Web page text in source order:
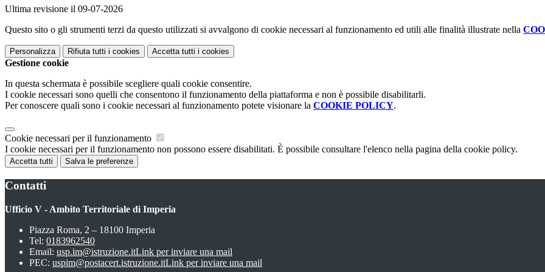
Ultima revisione il 09-07-2026
Questo sito o gli strumenti terzi da questo utilizzati si avvalgono di cookie necessari al funzionamento ed utili alle finalità illustrate nella
Personalizza Rifiuta tutti i cookies Accetta tutti i cookies
Gestione cookie
In questa schermata è possibile scegliere quali cookie consentire.
I cookie necessari sono quelli che consentono il funzionamento della piattaforma e non è possibile disabilitarli.
Per conoscere quali sono i cookie necessari al funzionamento potete visionare la COOKIE POLICY.
Cookie necessari per il funzionamento
I cookie necessari per il funzionamento non possono essere disabilitati. È possibile consultare l'elenco nella pagina della cookie policy.
Accetta tutti Salva le preferenze
Contatti
Ufficio V - Ambito Territoriale di Imperia
Piazza Roma, 2 – 18100 Imperia
Tel: 0183962540
Email: usp.im@istruzione.itLink per inviare una mail
PEC: uspim@postacert.istruzione.itLink per inviare una mail